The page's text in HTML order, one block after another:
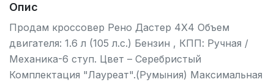
Опис
Продам кроссовер Рено Дастер 4Х4 Объем
двигателя: 1.6 л (105 л.с.) Бензин , КПП: Ручная /
Механика-6 ступ. Цвет – Серебристый
Комплектация "Лауреат".(Румыния) Максимальная